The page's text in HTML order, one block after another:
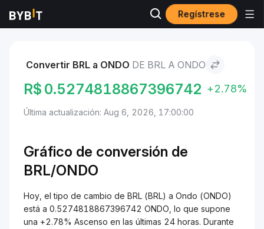
Regístrese
Mercados BRL to Ondo
Convertir BRL a ONDO DE BRL A ONDO
R$ 0.5274818867396742 +2.78%
Última actualización: Aug 6, 2026, 17:00:00
Gráfico de conversión de
BRL/ONDO
Hoy, el tipo de cambio de BRL (BRL) a Ondo (ONDO)
está a 0.5274818867396742 ONDO, lo que supone
una +2.78% Ascenso en las últimas 24 horas. Durante